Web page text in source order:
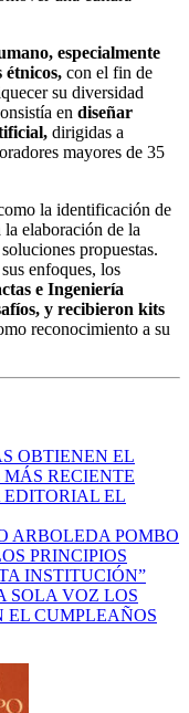
especialmente
con el fin de
su diversidad
en diseñar
dirigidas a
mayores de 35
la identificación de
elaboración de la
propuestas.
enfoques, los
e Ingeniería
y recibieron kits
reconocimiento a su
OBTIENEN EL
RECIENTE
EL
ARBOLEDA POMBO
PRINCIPIOS
INSTITUCIÓN”
SOLA VOZ LOS
EL CUMPLEAÑOS